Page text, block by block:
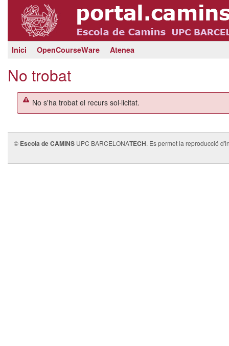
Inici OpenCourseWare Atenea
No trobat
No s'ha trobat el recurs sol·licitat.
© Escola de CAMINS UPC BARCELONATECH. Es permet la reproducció